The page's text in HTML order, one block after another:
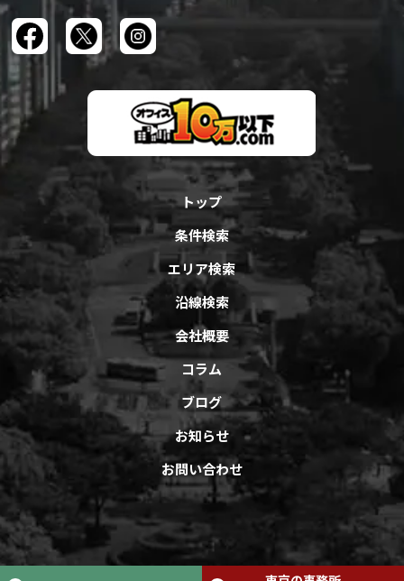
トップ
条件検索
エリア検索
沿線検索
会社概要
コラム
ブログ
お知らせ
お問い合わせ
Copyright © オフィスバンクAll Rights Reserved.